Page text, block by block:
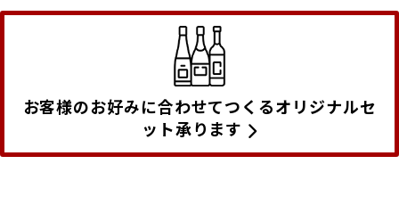
お客様のお好みに合わせてつくるオリジナルセ
ット承ります